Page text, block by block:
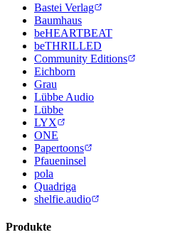
Bastei Verlag
Baumhaus
beHEARTBEAT
beTHRILLED
Community Editions
Eichborn
Grau
Lübbe Audio
Lübbe
LYX
ONE
Papertoons
Pfaueninsel
pola
Quadriga
shelfie.audio
Produkte